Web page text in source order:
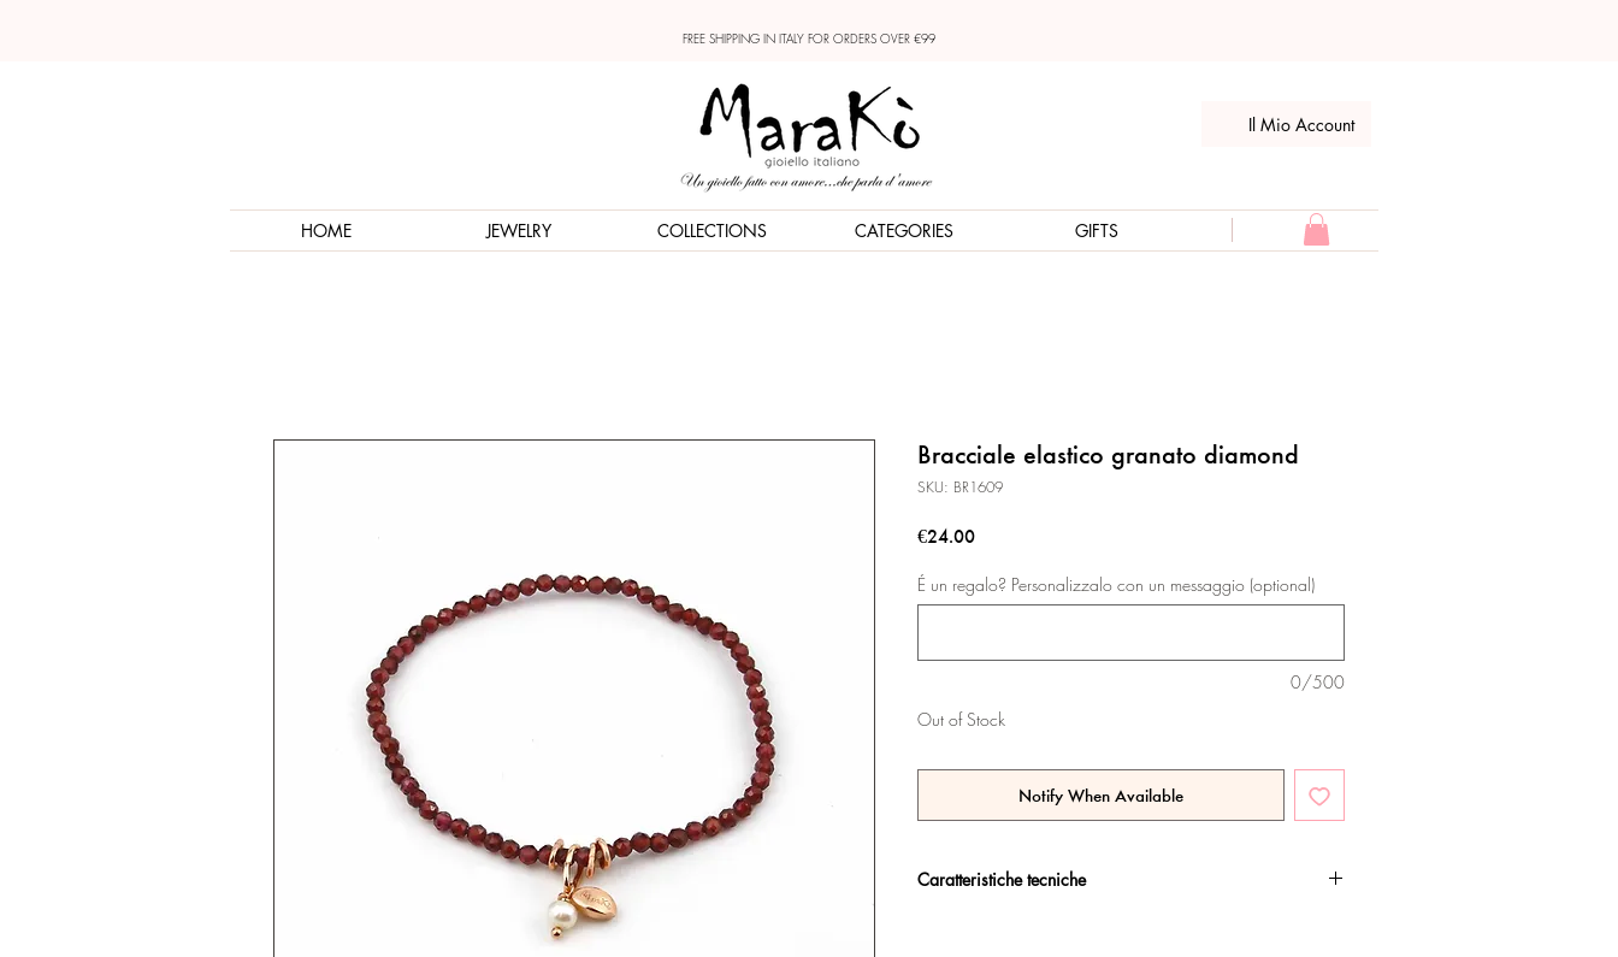
FREE SHIPPING IN ITALY FOR ORDERS OVER €99
Il Mio Account
HOME JEWELRY COLLECTIONS CATEGORIES GIFTS
Bracciale elastico granato diamond
SKU: BR1609
€24.00Price
É un regalo? Personalizzalo con un messaggio (optional)
0/500
Out of Stock
Notify When Available
Caratteristiche tecniche